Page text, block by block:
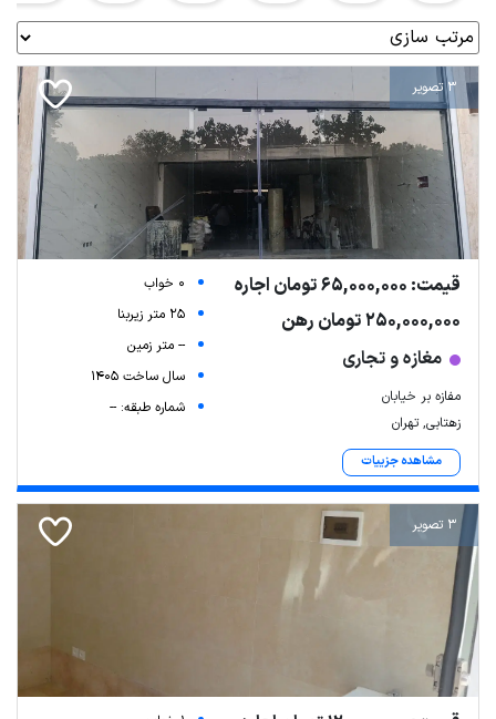
3 تصویر
قیمت: 65,000,000 تومان اجاره
250,000,000 تومان رهن
مغازه و تجاری
مفازه بر خیابان
زهتابی, تهران
مشاهده جزییات
0 خواب
25 متر زیربنا
-- متر زمین
سال ساخت 1405
شماره طبقه: --
3 تصویر